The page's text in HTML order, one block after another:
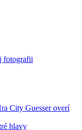
fotografii
City Guesser overí
hlavy